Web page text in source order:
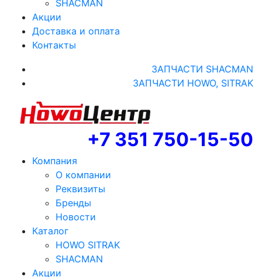
SHACMAN
Акции
Доставка и оплата
Контакты
ЗАПЧАСТИ SHACMAN
ЗАПЧАСТИ HOWO, SITRAK
+7 351 750-15-50
Компания
О компании
Реквизиты
Бренды
Новости
Каталог
HOWO SITRAK
SHACMAN
Акции